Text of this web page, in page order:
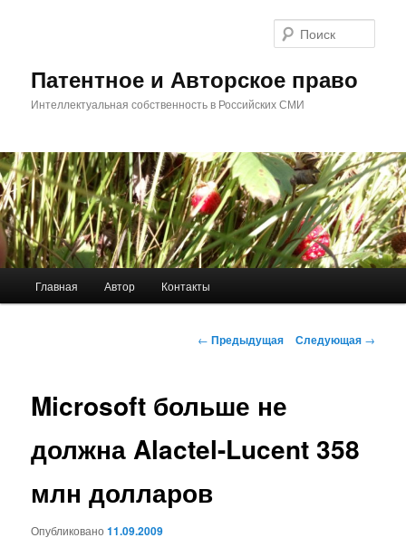
Патентное и Авторское право
Интеллектуальная собственность в Российских СМИ
Главная Автор Контакты
Навигация
← Предыдущая Следующая →
Microsoft больше не
должна Alactel-Lucent 358
млн долларов
Опубликовано11.09.2009